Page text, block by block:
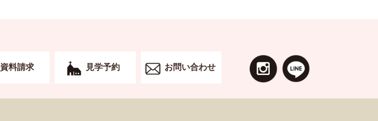
資料請求 見学予約 お問い合わせ